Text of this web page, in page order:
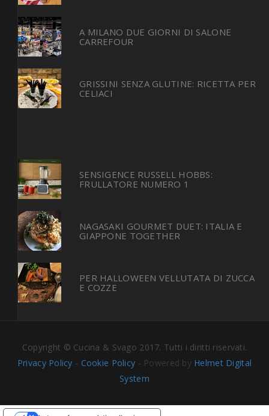
A MILANO DUE GIORNI DI SALONE
CARREFOUR
GRISSINI SENZA GLUTINE: RICETTA PER
CELIACI
SENSIGENCE RUSSELL HOBBS:
FRULLATORE NUMERO 1
NAGASAKI GOURMET DUET: ITALIA E
GIAPPONE TOGETHER
PER HALLOWEEN VELLUTATA DI ZUCCA
E COZZE
Copyright © Cucina & Svago 2017. Tutti i diritti riservati.
Privacy Policy - Cookie Policy - Powered by Helmet Digital
System